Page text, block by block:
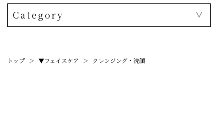
Category
トップ ＞ ▼フェイスケア ＞ クレンジング・洗顔